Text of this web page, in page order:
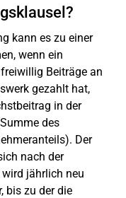
kann es zu einer
wenn ein
Beiträge an
gezahlt hat,
in der
des
Der
nach der
jährlich neu
bis zu der die